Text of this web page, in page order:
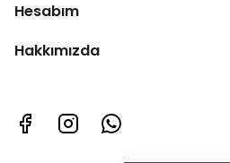
Hesabım
Hakkımızda